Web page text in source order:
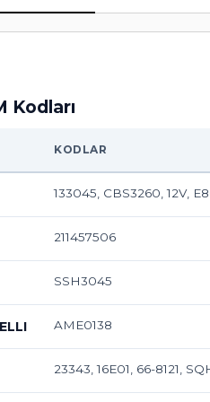
Kodları
KODLAR
133045, CBS3260, 12V,
211457506
SSH3045
AME0138
23343, 16E01, 66-8121,